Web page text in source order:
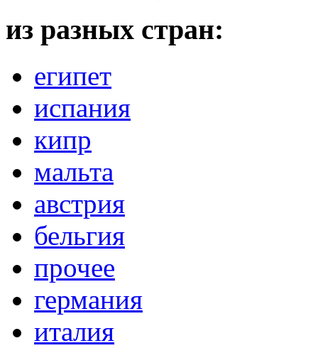
из разных стран:
египет
испания
кипр
мальта
австрия
бельгия
прочее
германия
италия